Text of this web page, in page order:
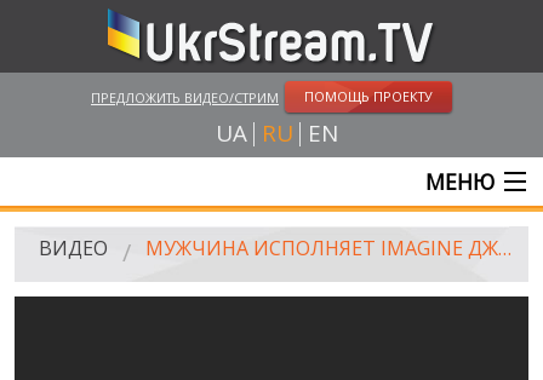
ПРЕДЛОЖИТЬ ВИДЕО/СТРИМ ПОМОЩЬ ПРОЕКТУ
UA RU EN
МЕНЮ
ГЛАВНАЯ
ВИДЕО МУЖЧИНА ИСПОЛНЯЕТ IMAGINE ДЖОНА ЛЕННОНА НА ПИАНИНО ВБЛИЗИ МЕСТА ТЕРАКТА В БАТАКЛАНЕ. ПАРИЖ